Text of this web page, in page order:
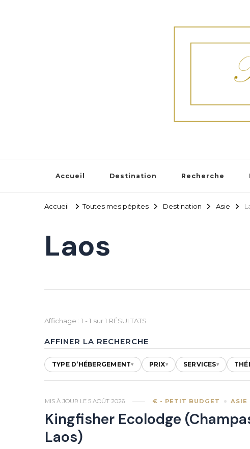
Accueil Destination Recherche
Accueil Toutes mes pépites Destination Asie
Laos
Affichage : 1 - 1 sur 1 RÉSULTATS
AFFINER LA RECHERCHE
TYPE D’HÉBERGEMENT▾ PRIX▾ SERVICES▾
MIS À JOUR LE 5 AOÛT 2026 € - PETIT BUDGET ASIE
Kingfisher Ecolodge
Laos)